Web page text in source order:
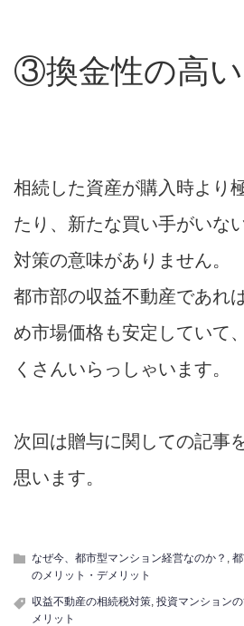
③換金性の高
相続した資産が購入時より
たり、新たな買い手がいな
対策の意味がありません。
都市部の収益不動産であれ
め市場価格も安定していて
くさんいらっしゃいます。
次回は贈与に関しての記事
思います。
なぜ今、都市型マンション経営なのか？
のメリット・デメリット
収益不動産の相続税対策 投資マンション
メリット